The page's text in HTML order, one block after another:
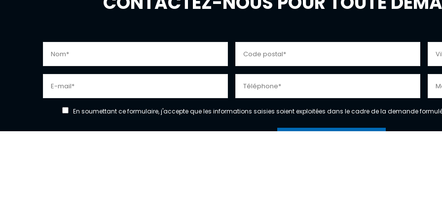
En soumettant ce formulaire, j'accepte que les informations saisies soient exploitées dans le cadre de la demande